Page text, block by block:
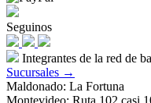
Seguinos
Integrantes de la red de
Sucursales →
Maldonado: La Fortuna
Montevideo: Ruta 102 casi